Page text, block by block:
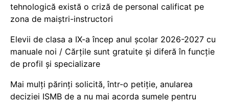
tehnologică există o criză de personal calificat pe
zona de maiștri-instructori
Elevii de clasa a IX-a încep anul școlar 2026-2027 cu
manuale noi / Cărțile sunt gratuite și diferă în funcție
de profil și specializare
Mai mulți părinți solicită, într-o petiție, anularea
deciziei ISMB de a nu mai acorda sumele pentru